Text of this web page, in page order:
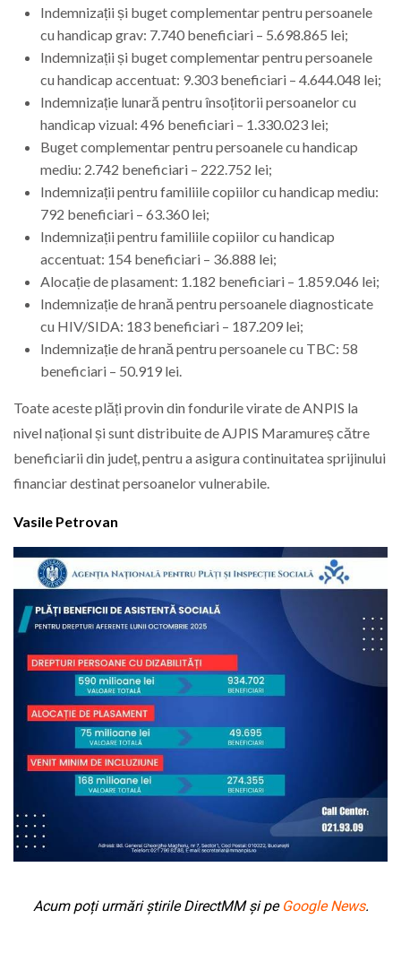
Indemnizații și buget complementar pentru persoanele
cu handicap grav: 7.740 beneficiari – 5.698.865 lei;
Indemnizații și buget complementar pentru persoanele
cu handicap accentuat: 9.303 beneficiari – 4.644.048 lei;
Indemnizație lunară pentru însoțitorii persoanelor cu
handicap vizual: 496 beneficiari – 1.330.023 lei;
Buget complementar pentru persoanele cu handicap
mediu: 2.742 beneficiari – 222.752 lei;
Indemnizații pentru familiile copiilor cu handicap mediu:
792 beneficiari – 63.360 lei;
Indemnizații pentru familiile copiilor cu handicap
accentuat: 154 beneficiari – 36.888 lei;
Alocație de plasament: 1.182 beneficiari – 1.859.046 lei;
Indemnizație de hrană pentru persoanele diagnosticate
cu HIV/SIDA: 183 beneficiari – 187.209 lei;
Indemnizație de hrană pentru persoanele cu TBC: 58
beneficiari – 50.919 lei.
Toate aceste plăți provin din fondurile virate de ANPIS la
nivel național și sunt distribuite de AJPIS Maramureș către
beneficiarii din județ, pentru a asigura continuitatea sprijinului
financiar destinat persoanelor vulnerabile.
Vasile Petrovan
Acum poți urmări știrile DirectMM și pe Google News.